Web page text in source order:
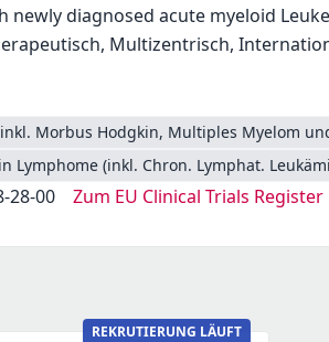
newly diagnosed acute myeloid
Multizentrisch,
Morbus Hodgkin, Multiples Myelom
Lymphome (inkl. Chron. Lymphat.
28-00 Zum EU Clinical Trials Register
REKRUTIERUNG LÄUFT